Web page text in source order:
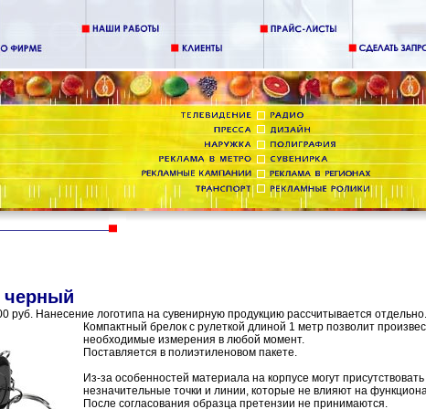
черный
руб. Нанесение логотипа на сувенирную продукцию рассчитывается отдельно.
Компактный брелок с рулеткой длиной 1 метр позволит
необходимые измерения в любой момент.
Поставляется в полиэтиленовом пакете.
Из-за особенностей материала на корпусе могут присутствовать
незначительные точки и линии, которые не влияют на
После согласования образца претензии не принимаются.